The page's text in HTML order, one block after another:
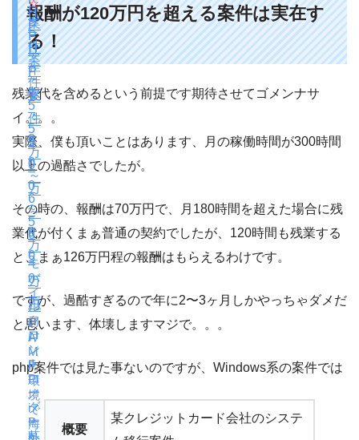
案
件
年
収
：
3
0
0
~
9
0
0
万
フ
ロ
ン
ト
コ
ー
ダ
ー
募
H
P
案
件
5
5
万
～
6
5
万
モ
バ
イ
ル
向
け
（
F
P
／
i
P
h
☆
P
H
P
案
件
5
0
万
～
6
5
万
円
L
A
M
P
環
境
で
海
報酬が120万円を超える案件は実在す
る！
残業代を含めるという前提です期待させてゴメンナサ
イ。。。
実際、僕も頂いことはあります、月の稼働時間が300時間
以上の過酷さでしたが。
その時の、報酬は70万円で、月180時間を超えた場合に残
業代が付くまぁ普通の契約でしたが、120時間も残業する
と、まぁ126万円程の報酬はもらえるわけです。
ですが、過酷すぎるので年に2〜3ヶ月しかやっちゃダメだ
と思います、体壊しますマジで。。。
php案件では見た事ないのですが、Windows系の案件では
概要
某クレジットカード会社のシステ